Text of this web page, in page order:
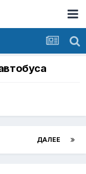
ДАЛЕЕ